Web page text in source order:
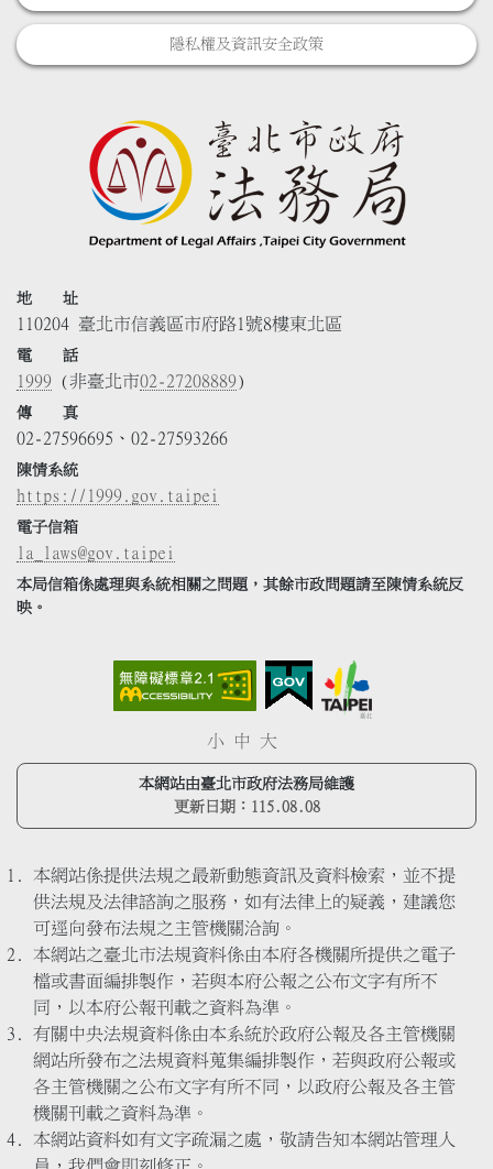
隱私權及資訊安全政策
地 址
110204 臺北市信義區市府路1號8樓東北區
電 話
1999 (非臺北市02-27208889)
傳 真
02-27596695、02-27593266
陳情系統
https://1999.gov.taipei
電子信箱
la_laws@gov.taipei
本局信箱係處理與系統相關之問題，其餘市政問題請至陳情系統反
映。
小 中 大
本網站由臺北市政府法務局維護
更新日期： 115.08.08
本網站係提供法規之最新動態資訊及資料檢索，並不提
供法規及法律諮詢之服務，如有法律上的疑義，建議您
可逕向發布法規之主管機關洽詢。
本網站之臺北市法規資料係由本府各機關所提供之電子
檔或書面編排製作，若與本府公報之公布文字有所不
同，以本府公報刊載之資料為準。
有關中央法規資料係由本系統於政府公報及各主管機關
網站所發布之法規資料蒐集編排製作，若與政府公報或
各主管機關之公布文字有所不同，以政府公報及各主管
機關刊載之資料為準。
本網站資料如有文字疏漏之處，敬請告知本網站管理人
員，我們會即刻修正。